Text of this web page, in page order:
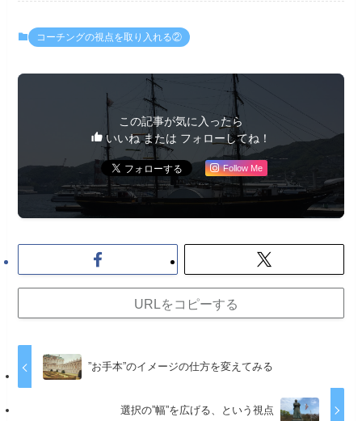
コーチングの視点を取り入れる②
この記事が気に入ったら
いいね または フォローしてね！
Follow Me
URLをコピーする
”お手本”のイメージの仕方を変えてみる
選択の”幅”を広げる、という視点